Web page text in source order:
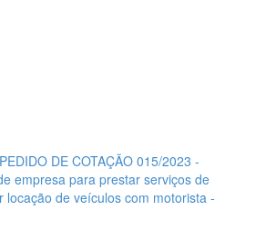
DE COTAÇÃO 015/2023 -
empresa para prestar serviços de
locação de veículos com motorista -